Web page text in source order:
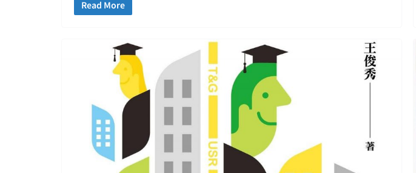
Read More